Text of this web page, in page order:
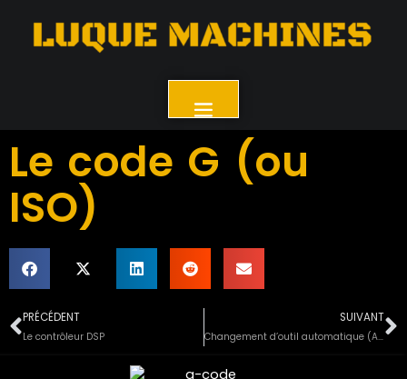
Le code G (ou
ISO)
PRÉCÉDENT
Le contrôleur DSP
SUIVANT
Changement d’outil automatique (ATC)